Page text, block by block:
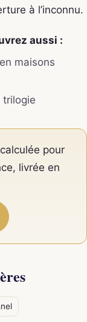
à l’inconnu.
aussi :
maisons
pour
livrée en